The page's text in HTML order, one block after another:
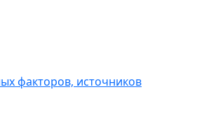
факторов, источников